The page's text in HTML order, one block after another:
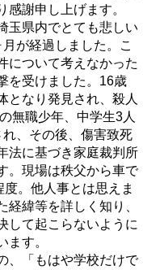
感謝申し上げます。
玉県内でとても悲しい
が経過しました。こ
について考えなかった
を受けました。16歳
となり発見され、殺人
無職少年、中学生3人
、その後、傷害致死
法に基づき家庭裁判所
。現場は秩父から車で
。他人事とは思えま
経緯等を詳しく知り、
して起こらないように
ます。
、「もはや学校だけで